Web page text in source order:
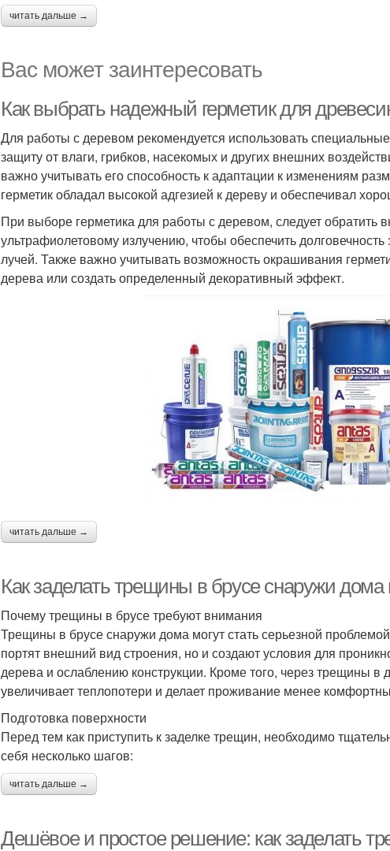
читать дальше →
Вас может заинтересовать
Как выбрать надежный герметик для
Для работы с деревом рекомендуется использовать
защиту от влаги, грибков, насекомых и других внешних
важно учитывать его способность к адаптации к изменениям
герметик обладал высокой адгезией к дереву и обеспечивал
При выборе герметика для работы с деревом, следует обратить
ультрафиолетовому излучению, чтобы обеспечить
лучей. Также важно учитывать возможность окрашивания
дерева или создать определенный декоративный эффект.
читать дальше →
Как заделать трещины в брусе снаружи
Почему трещины в брусе требуют внимания
Трещины в брусе снаружи дома могут стать серьезной
портят внешний вид строения, но и создают условия для
дерева и ослаблению конструкции. Кроме того, через трещины в
увеличивает теплопотери и делает проживание менее
Подготовка поверхности
Перед тем как приступить к заделке трещин, необходимо
себя несколько шагов:
читать дальше →
Дешёвое и простое решение: как заделать